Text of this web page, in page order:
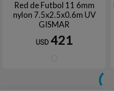
Red de Futbol 11 6mm
nylon 7.5x2.5x0.6m UV
GISMAR
USD 421